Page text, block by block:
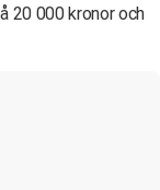
20 000 kronor och